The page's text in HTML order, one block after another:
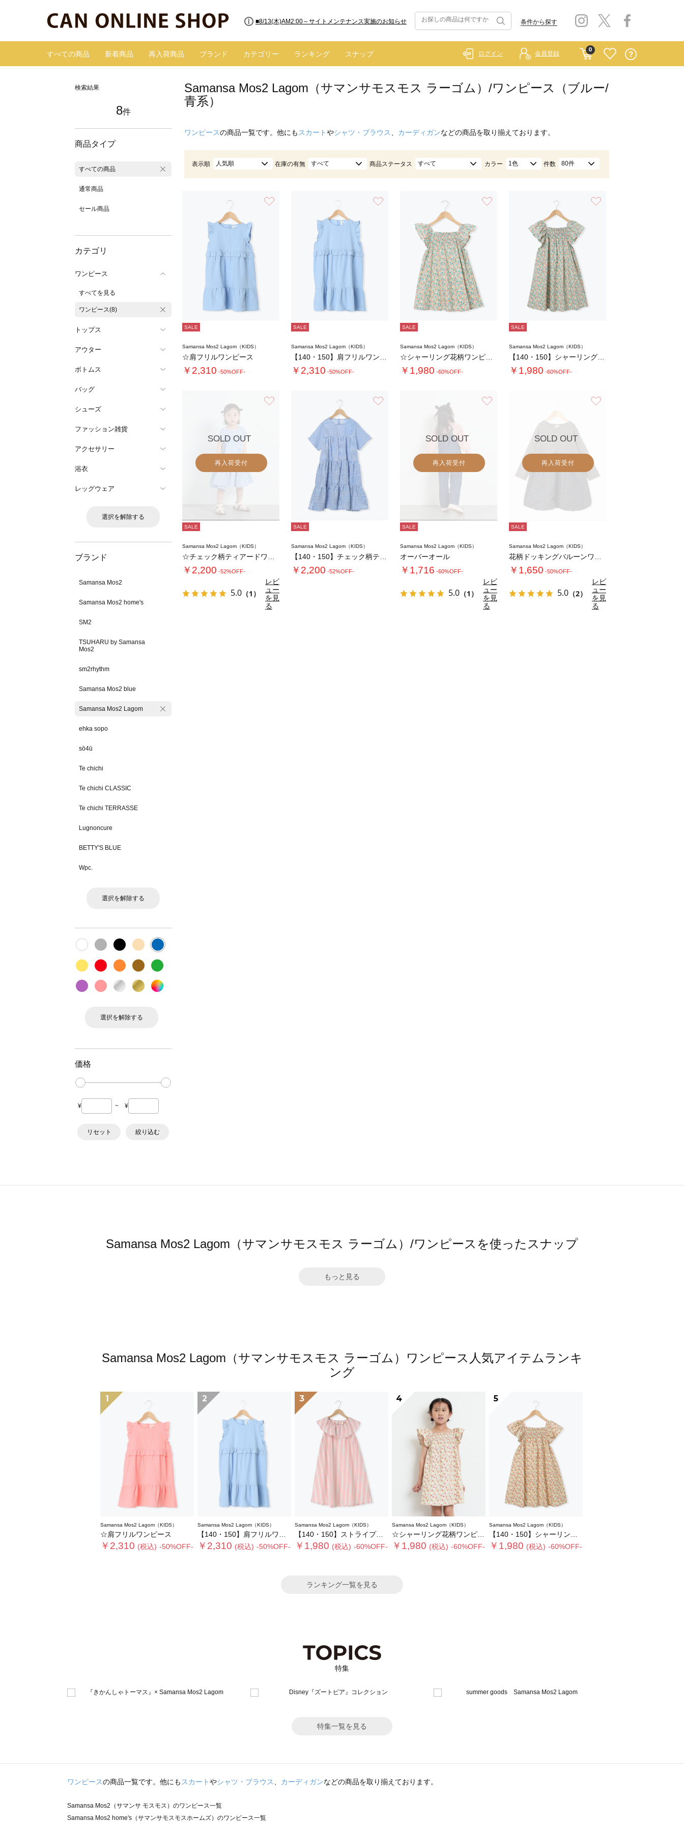
■8/13(木)AM2:00～サイトメンテナンス実施のお知らせ 条件から探す
すべての商品 新着商品 再入荷商品 ブランド カテゴリー ランキング スナップ
0
ログイン 会員登録
検索結果
8件
商品タイプ
すべての商品
通常商品
セール商品
カテゴリ
ワンピース
すべてを見る
ワンピース(8)
トップス
アウター
ボトムス
バッグ
シューズ
ファッション雑貨
アクセサリー
浴衣
レッグウェア
選択を解除する
ブランド
Samansa Mos2
Samansa Mos2 home's
SM2
TSUHARU by Samansa
Mos2
sm2rhythm
Samansa Mos2 blue
Samansa Mos2 Lagom
ehka sopo
sō4ū
Te chichi
Te chichi CLASSIC
Te chichi TERRASSE
Lugnoncure
BETTY'S BLUE
Wpc.
選択を解除する
選択を解除する
価格
¥ ~ ¥
リセット 絞り込む
Samansa Mos2 Lagom（サマンサモスモス ラーゴム）/ワンピース（ブルー/
青系）
ワンピースの商品一覧です。他にも スカートやシャツ・ブラウス カーディガンなどの商品を取り揃えております。
表示順 人気順 在庫の有無 すべて 商品ステータス すべて カラー 1色 件数 80件
SALE
Samansa Mos2 Lagom（KIDS）
☆肩フリルワンピース
￥2,310 -50%OFF-
SALE
Samansa Mos2 Lagom（KIDS）
￥2,310 -50%OFF-
SALE
Samansa Mos2 Lagom（KIDS）
￥1,980 -60%OFF-
SALE
Samansa Mos2 Lagom（KIDS）
￥1,980 -60%OFF-
SOLD OUT
再入荷受付
SALE
Samansa Mos2 Lagom（KIDS）
￥2,200 -52%OFF-
5.0 （1）
レビ
ュー
を見
る
SALE
Samansa Mos2 Lagom（KIDS）
￥2,200 -52%OFF-
SOLD OUT
再入荷受付
SALE
Samansa Mos2 Lagom（KIDS）
オーバーオール
￥1,716 -60%OFF-
5.0 （1）
レビ
ュー
を見
る
SOLD OUT
再入荷受付
SALE
Samansa Mos2 Lagom（KIDS）
￥1,650 -50%OFF-
5.0 （2）
レビ
ュー
を見
る
Samansa Mos2 Lagom（サマンサモスモス ラーゴム）/ワンピースを使ったスナップ
もっと見る
Samansa Mos2 Lagom（サマンサモスモス ラーゴム）ワンピース人気アイテムランキ
ング
1
Samansa Mos2 Lagom（KIDS）
☆肩フリルワンピース
￥2,310 (税込) -50%OFF-
2
Samansa Mos2 Lagom（KIDS）
【140・150】肩フリルワンピース
￥2,310 (税込) -50%OFF-
3
Samansa Mos2 Lagom（KIDS）
【140・150】ストライプフリルカラーワンピース
￥1,980 (税込) -60%OFF-
4
Samansa Mos2 Lagom（KIDS）
☆シャーリング花柄ワンピース
￥1,980 (税込) -60%OFF-
5
Samansa Mos2 Lagom（KIDS）
【140・150】シャーリング花柄ワンピース
￥1,980 (税込) -60%OFF-
ランキング一覧を見る
特集
特集一覧を見る
ワンピースの商品一覧です。他にもスカートやシャツ・ブラウス、 カーディガンなどの商品を取り揃えております。
Samansa Mos2（サマンサ モスモス）のワンピース一覧
Samansa Mos2 home's（サマンサモスモスホームズ）のワンピース一覧